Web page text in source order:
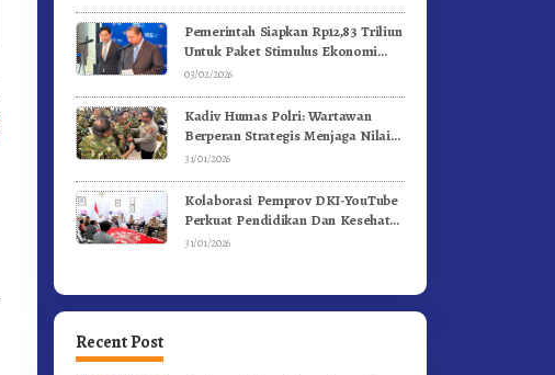
Pemerintah Siapkan Rp12,83 Triliun
Untuk Paket Stimulus Ekonomi
Kuartal I-2026
03/02/2026
Kadiv Humas Polri: Wartawan
Berperan Strategis Menjaga Nilai
Kebangsaan, Demokrasi, dan NKRI
31/01/2026
Kolaborasi Pemprov DKI-YouTube
Perkuat Pendidikan Dan Kesehatan
Mental
31/01/2026
Recent Post